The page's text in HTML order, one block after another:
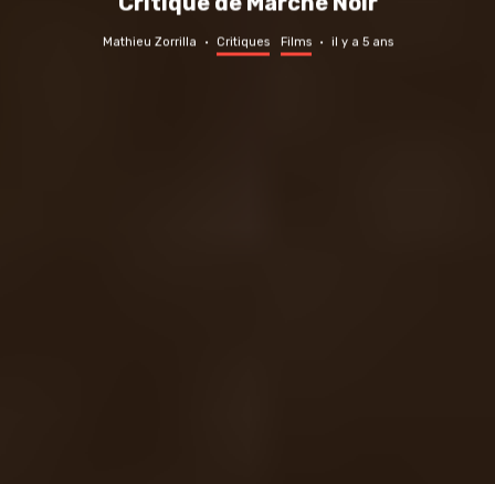
Mathieu Zorrilla · Critiques Films · il y a 5 ans